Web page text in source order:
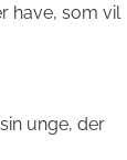
have, som vil
unge, der